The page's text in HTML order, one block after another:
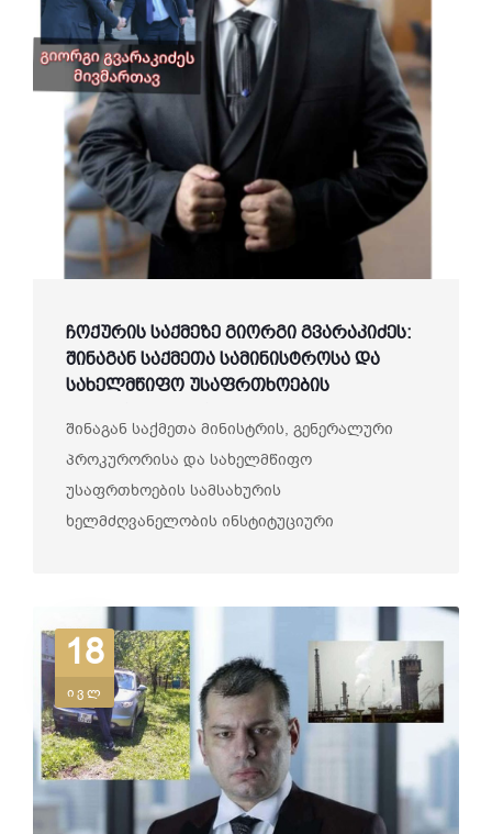
ჩოქურის საქმეზე გიორგი გვარაკიძეს:
შინაგან საქმეთა სამინისტროსა და
სახელმწიფო უსაფრთხოების
საკითხი
შინაგან საქმეთა მინისტრის, გენერალური
პროკურორისა და სახელმწიფო
უსაფრთხოების სამსახურის
ხელმძღვანელობის ინსტიტუციური
18
ივლ